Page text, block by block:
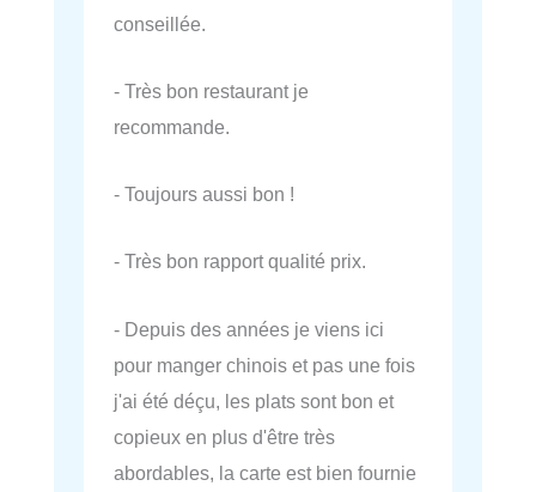
conseillée.
- Très bon restaurant je
recommande.
- Toujours aussi bon !
- Très bon rapport qualité prix.
- Depuis des années je viens ici
pour manger chinois et pas une fois
j'ai été déçu, les plats sont bon et
copieux en plus d'être très
abordables, la carte est bien fournie